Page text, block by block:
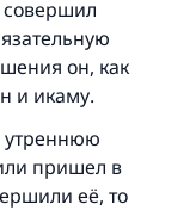
совершил
он, как
и икаму.
утреннюю
пришел в
её, то